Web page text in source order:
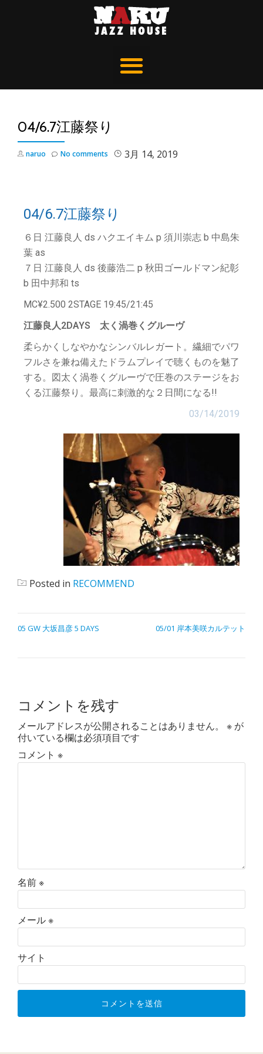
04/6.7江藤祭り
naruo 3月 14, 2019
No comments
04/6.7江藤祭り
６日 江藤良人 ds ハクエイキム p 須川崇志 b 中島朱
葉 as
７日 江藤良人 ds 後藤浩二 p 秋田ゴールドマン紀彰
b 田中邦和 ts
MC¥2.500 2STAGE 19:45/21:45
江藤良人2DAYS 太く渦巻くグルーヴ
柔らかくしなやかなシンバルレガート。繊細でパワ
フルさを兼ね備えたドラムプレイで聴くものを魅了
する。図太く渦巻くグルーヴで圧巻のステージをお
くる江藤祭り。最高に刺激的な２日間になる!!
03/14/2019
Posted in RECOMMEND
05 GW 大坂昌彦 5 DAYS 05/01 岸本美咲カルテット
コメントを残す
メールアドレスが公開されることはありません。 ※ が
付いている欄は必須項目です
コメント ※
名前※
メール※
サイト